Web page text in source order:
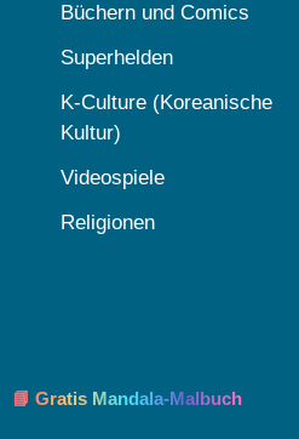
Büchern und Comics
Superhelden
K-Culture (Koreanische
Kultur)
Videospiele
Religionen
📘 Gratis Mandala-Malbuch